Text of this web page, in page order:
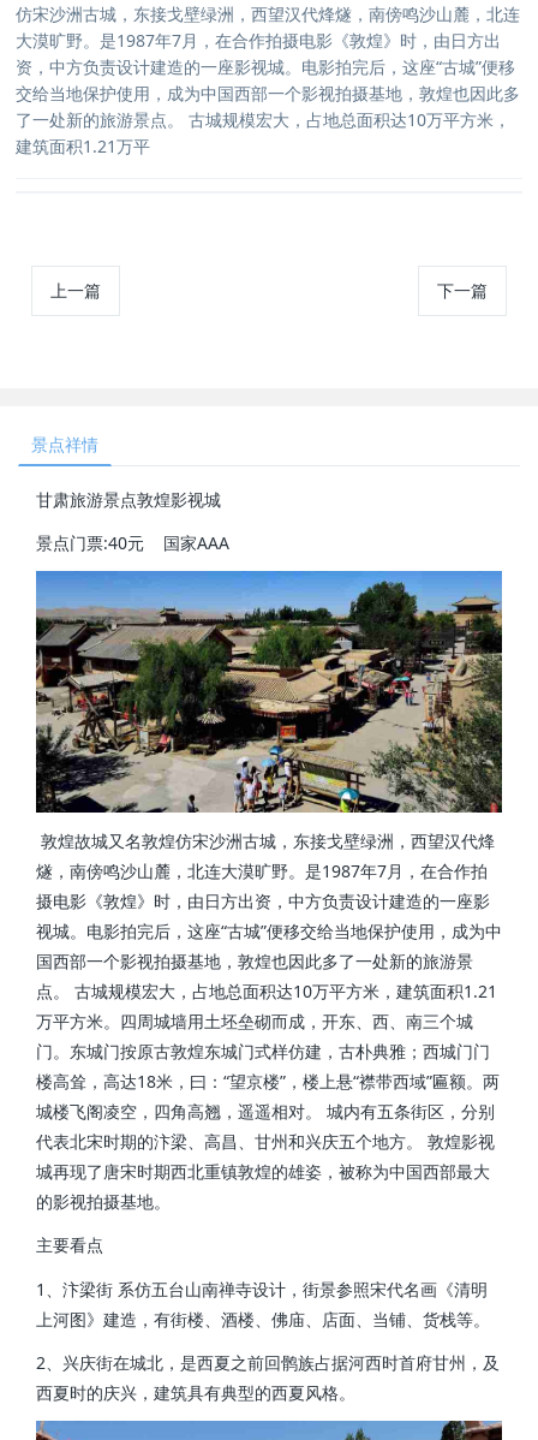
仿宋沙洲古城，东接戈壁绿洲，西望汉代烽燧，南傍鸣沙山麓，北连
大漠旷野。是1987年7月，在合作拍摄电影《敦煌》时，由日方出
资，中方负责设计建造的一座影视城。电影拍完后，这座“古城”便移
交给当地保护使用，成为中国西部一个影视拍摄基地，敦煌也因此多
了一处新的旅游景点。 古城规模宏大，占地总面积达10万平方米，
建筑面积1.21万平
上一篇 下一篇
景点祥情
甘肃旅游景点敦煌影视城
景点门票:40元 国家AAA
敦煌故城又名敦煌仿宋沙洲古城，东接戈壁绿洲，西望汉代烽
燧，南傍鸣沙山麓，北连大漠旷野。是1987年7月，在合作拍
摄电影《敦煌》时，由日方出资，中方负责设计建造的一座影
视城。电影拍完后，这座“古城”便移交给当地保护使用，成为中
国西部一个影视拍摄基地，敦煌也因此多了一处新的旅游景
点。 古城规模宏大，占地总面积达10万平方米，建筑面积1.21
万平方米。四周城墙用土坯垒砌而成，开东、西、南三个城
门。东城门按原古敦煌东城门式样仿建，古朴典雅；西城门门
楼高耸，高达18米，曰：“望京楼”，楼上悬“襟带西域”匾额。两
城楼飞阁凌空，四角高翘，遥遥相对。 城内有五条街区，分别
代表北宋时期的汴梁、高昌、甘州和兴庆五个地方。 敦煌影视
城再现了唐宋时期西北重镇敦煌的雄姿，被称为中国西部最大
的影视拍摄基地。
主要看点
1、汴梁街 系仿五台山南禅寺设计，街景参照宋代名画《清明
上河图》建造，有街楼、酒楼、佛庙、店面、当铺、货栈等。
2、兴庆街在城北，是西夏之前回鹘族占据河西时首府甘州，及
西夏时的庆兴，建筑具有典型的西夏风格。